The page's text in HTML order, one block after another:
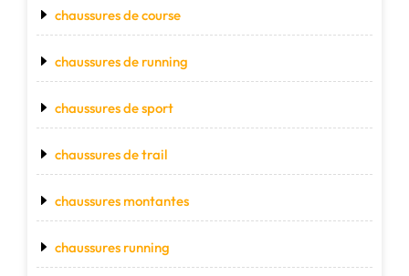
chaussures de course
chaussures de running
chaussures de sport
chaussures de trail
chaussures montantes
chaussures running